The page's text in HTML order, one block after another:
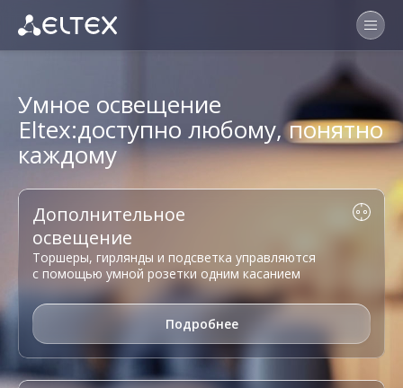
Умное освещение
Eltex:доступно любому, понятно
каждому
Дополнительное
освещение
Торшеры, гирлянды и подсветка управляются
с помощью умной розетки одним касанием
Подробнее